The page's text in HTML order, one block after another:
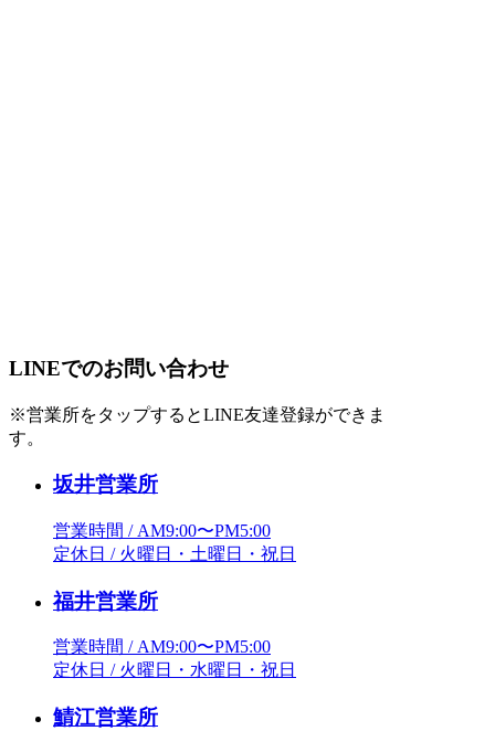
LINEでのお問い合わせ
※営業所をタップするとLINE友達登録ができま
す。
坂井営業所
営業時間 / AM9:00〜PM5:00
定休日 / 火曜日・土曜日・祝日
福井営業所
営業時間 / AM9:00〜PM5:00
定休日 / 火曜日・水曜日・祝日
鯖江営業所